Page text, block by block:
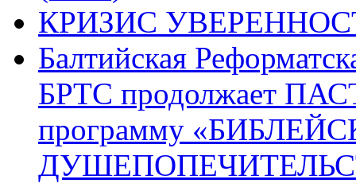
КРИЗИС
Балтийская
БРТС продолжает
программу